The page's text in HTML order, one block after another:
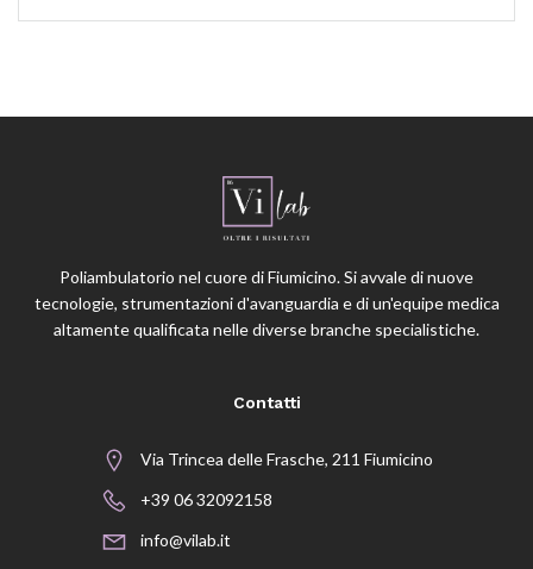
Poliambulatorio nel cuore di Fiumicino. Si avvale di nuove
tecnologie, strumentazioni d'avanguardia e di un'equipe medica
altamente qualificata nelle diverse branche specialistiche.
Contatti
Via Trincea delle Frasche, 211 Fiumicino
+39 06 32092158
info@vilab.it